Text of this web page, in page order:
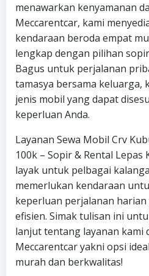
menawarkan kenyamanan
Meccarentcar, kami
kendaraan beroda empat
lengkap dengan pilihan
Bagus untuk perjalanan
tamasya bersama keluarga,
jenis mobil yang dapat
keperluan Anda.
Layanan Sewa Mobil Crv
100k – Sopir & Rental
layak untuk pelbagai
memerlukan kendaraan
keperluan perjalanan
efisien. Simak tulisan ini
lanjut tentang layanan kami
Meccarentcar yakni opsi
murah dan berkwalitas!